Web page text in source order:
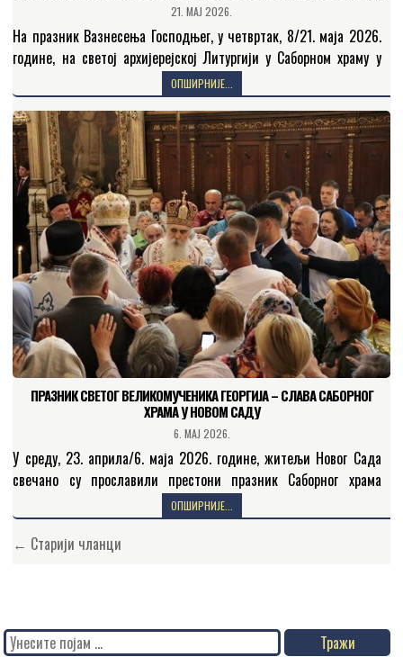
21. МАЈ 2026.
На празник Вазнесења Господњег, у четвртак, 8/21. маја 2026.
године, на светој архијерејској Литургији у Саборном храму у
Новом Саду је началствовао Његово Високопреосвештенство
Митрополит…
ОПШИРНИЈЕ...
ПРАЗНИК СВЕТОГ ВЕЛИКОМУЧЕНИКА ГЕОРГИЈА – СЛАВА САБОРНОГ
ХРАМА У НОВОМ САДУ
6. МАЈ 2026.
У среду, 23. априла/6. маја 2026. године, житељи Новог Сада
свечано су прославили престони празник Саборног храма
Светог великомученика, победоносца и чудотворца Георгија. На
светој…
ОПШИРНИЈЕ...
Кретање
← Старији чланци
Search